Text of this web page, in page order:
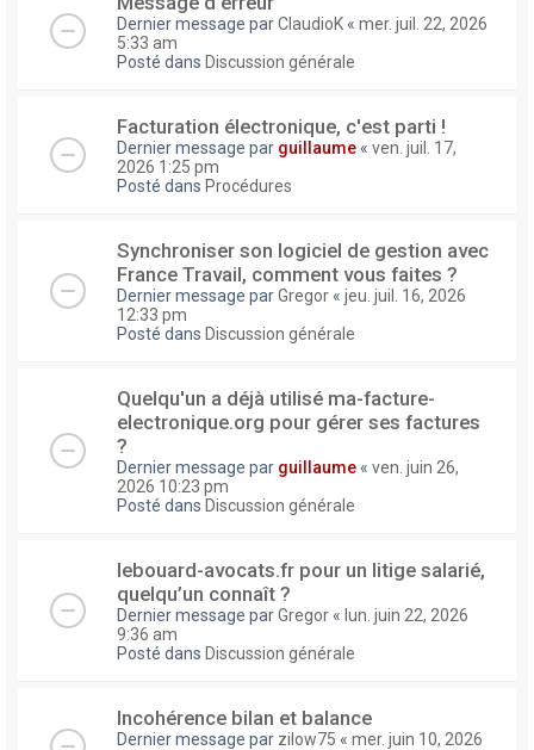
Dernier message parClaudioK « mer. juil. 22, 2026
5:33 am
Posté dans Discussion générale
Facturation électronique, c'est parti !
Dernier message par guillaume « ven. juil. 17,
2026 1:25 pm
Posté dans Procédures
Synchroniser son logiciel de gestion avec
France Travail, comment vous faites ?
Dernier message parGregor « jeu. juil. 16, 2026
12:33 pm
Posté dans Discussion générale
Quelqu'un a déjà utilisé ma-facture-
electronique.org pour gérer ses factures
?
Dernier message par guillaume « ven. juin 26,
2026 10:23 pm
Posté dans Discussion générale
lebouard-avocats.fr pour un litige salarié,
quelqu’un connaît ?
Dernier message parGregor « lun. juin 22, 2026
9:36 am
Posté dans Discussion générale
Incohérence bilan et balance
Dernier message par zilow75 « mer. juin 10, 2026